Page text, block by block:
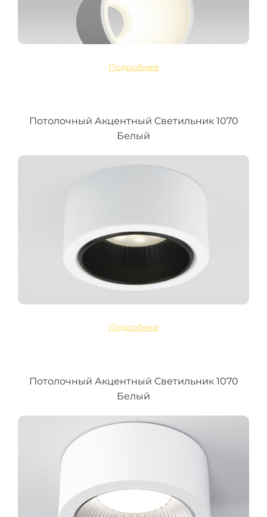
Подробнее
Потолочный Акцентный Светильник 1070
Белый
Подробнее
Потолочный Акцентный Светильник 1070
Белый